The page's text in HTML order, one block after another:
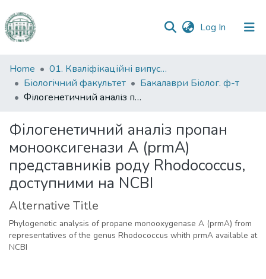
Log In (current)
Communities
&
Collections
Statistics
Home
01. Кваліфікаційні випускні роботи здобувачів вищої освіти
Біологічний факультет
Бакалаври Біолог. ф-т
Філогенетичний аналіз пропан монооксигенази A (prmA) представників роду Rhodococcus, доступними на NCBI
Філогенетичний аналіз пропан
монооксигенази A (prmA)
представників роду Rhodococcus,
доступними на NCBI
Alternative Title
Phylogenetic analysis of propane monooxygenase A (prmA) from
representatives of the genus Rhodococcus whith prmA available at
NCBI